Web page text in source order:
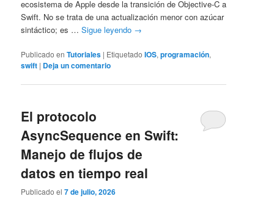
ecosistema de Apple desde la transición de Objective-C a
Swift. No se trata de una actualización menor con azúcar
sintáctico; es …Sigue leyendo →
Publicado en Tutoriales | Etiquetado IOS,programación,
swift | Deja un comentario
El protocolo
AsyncSequence en Swift:
Manejo de flujos de
datos en tiempo real
Publicado el7 de julio, 2026